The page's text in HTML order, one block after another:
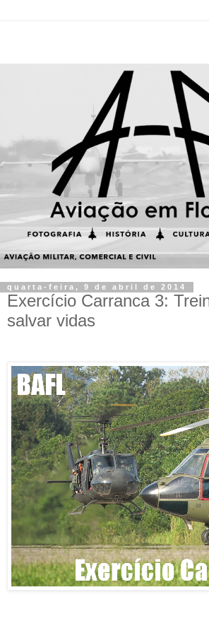
quarta-feira, 9 de abril de 2014
Exercício Carranca 3:
salvar vidas